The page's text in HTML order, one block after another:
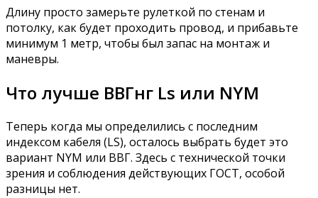
Длину просто замерьте рулеткой по стенам и
потолку, как будет проходить провод, и прибавьте
минимум 1 метр, чтобы был запас на монтаж и
маневры.
Что лучше ВВГнг Ls или NYM
Теперь когда мы определились с последним
индексом кабеля (LS), осталось выбрать будет это
вариант NYM или ВВГ. Здесь с технической точки
зрения и соблюдения действующих ГОСТ, особой
разницы нет.